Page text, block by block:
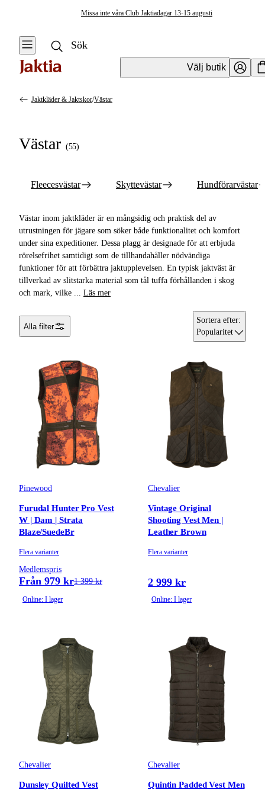
Missa inte våra Club Jaktiadagar 13-15 augusti
Välj butik
Jackor
Tröjor &
Skjortor
Västar
Kängor & Skor
Underkläder &
Underställ
Accessoarer
Huvudbonader
Fleecesvästar
Värmevästar
Fodrad väst &
Dunväst
Jaktkläder & Jaktskor/Västar
Västar (55)
Fleecesvästar Skyttevästar Hundförarvästar
Västar inom jaktkläder är en mångsidig och praktisk del av
utrustningen för jägare som söker både funktionalitet och komfort
under sina expeditioner. Dessa plagg är designade för att erbjuda
rörelsefrihet samtidigt som de tillhandahåller nödvändiga
funktioner för att förbättra jaktupplevelsen. En typisk jaktväst är
tillverkad av slitstarka material som tål tuffa förhållanden i skog
och mark, vilke ... Läs mer
Alla filter
Sortera efter:
Popularitet
Pinewood
Furudal Hunter Pro Vest
W | Dam | Strata
Blaze/SuedeBr
Flera varianter
Medlemspris
Från 979 kr1 399 kr
Online: I lager
Chevalier
Vintage Original
Shooting Vest Men |
Leather Brown
Flera varianter
2 999 kr
Online: I lager
Chevalier
Dunsley Quilted Vest
Chevalier
Quintin Padded Vest Men